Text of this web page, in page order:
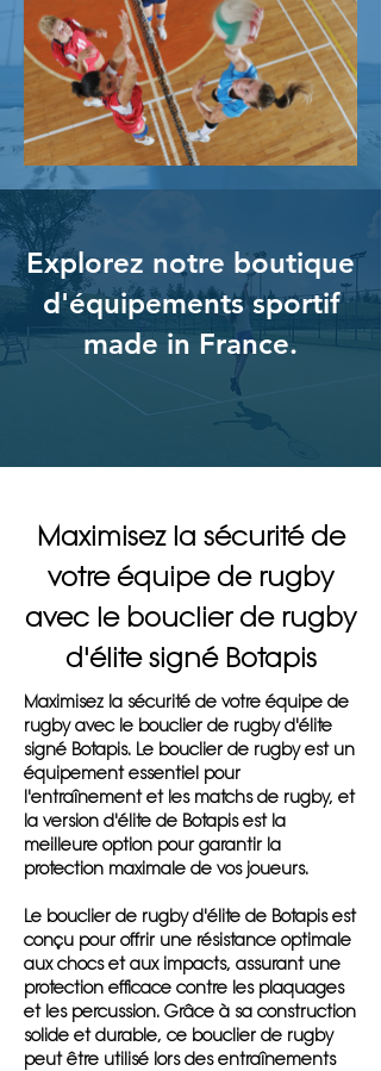
Explorez notre boutique
d'équipements sportif
made in France.
Maximisez la sécurité de
votre équipe de rugby
avec le bouclier de rugby
d'élite signé Botapis
Maximisez la sécurité de votre équipe de
rugby avec le bouclier de rugby d'élite
signé Botapis. Le bouclier de rugby est un
équipement essentiel pour
l'entraînement et les matchs de rugby, et
la version d'élite de Botapis est la
meilleure option pour garantir la
protection maximale de vos joueurs.
Le bouclier de rugby d'élite de Botapis est
conçu pour offrir une résistance optimale
aux chocs et aux impacts, assurant une
protection efficace contre les plaquages
et les percussion. Grâce à sa construction
solide et durable, ce bouclier de rugby
peut être utilisé lors des entraînements